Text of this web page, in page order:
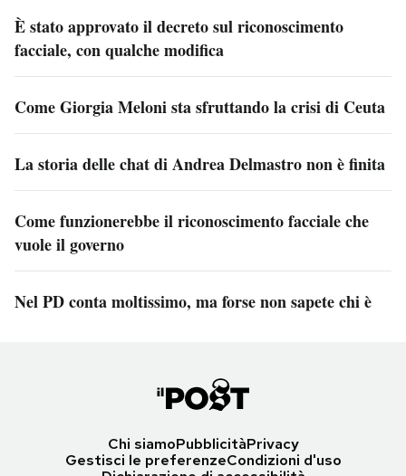
È stato approvato il decreto sul riconoscimento
facciale, con qualche modifica
Come Giorgia Meloni sta sfruttando la crisi di Ceuta
La storia delle chat di Andrea Delmastro non è finita
Come funzionerebbe il riconoscimento facciale che
vuole il governo
Nel PD conta moltissimo, ma forse non sapete chi è
Chi siamoPubblicitàPrivacy
Gestisci le preferenzeCondizioni d'uso